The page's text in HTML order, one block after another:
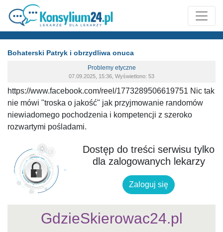
Bohaterski Patryk i obrzydliwa onuca
Problemy etyczne
07.09.2025, 15:36, Wyświetlono: 53
https://www.facebook.com/reel/1773289506619751 Nic tak
nie mówi "troska o jakość" jak przyjmowanie randomów
niewiadomego pochodzenia i kompetencji z szeroko
rozwartymi pośladami.
Dostęp do treści serwisu tylko
dla zalogowanych lekarzy
Zaloguj się
GdzieSkierowac24.pl